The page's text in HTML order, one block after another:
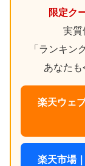
限定ク
実質
「ランキン
あなたも
楽天ウェ
楽天市場